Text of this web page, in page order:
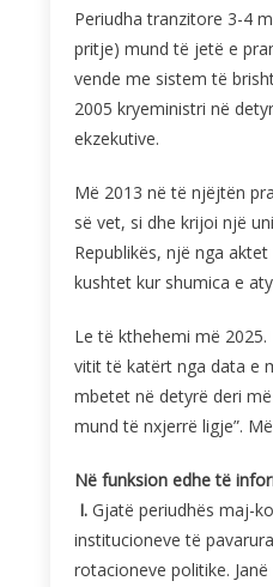
Periudha tranzitore 3-4
pritje) mund të jetë e
vende me sistem të
2005 kryeministri në
ekzekutive.
Më 2013 në të njëjtën
së vet, si dhe krijoi një
Republikës, një nga
kushtet kur shumica e
Le të kthehemi më
vitit të katërt nga data e
mbetet në detyrë deri
mund të nxjerrë ligje”.
Në funksion edhe të
I. Gjatë periudhës maj-
institucioneve të
rotacioneve politike.